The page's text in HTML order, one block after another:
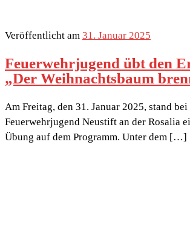
Veröffentlicht am 31. Januar 2025
Feuerwehrjugend übt den
„Der Weihnachtsbaum
Am Freitag, den 31. Januar 2025, stand bei
Feuerwehrjugend Neustift an der Rosalia
Übung auf dem Programm. Unter dem […]